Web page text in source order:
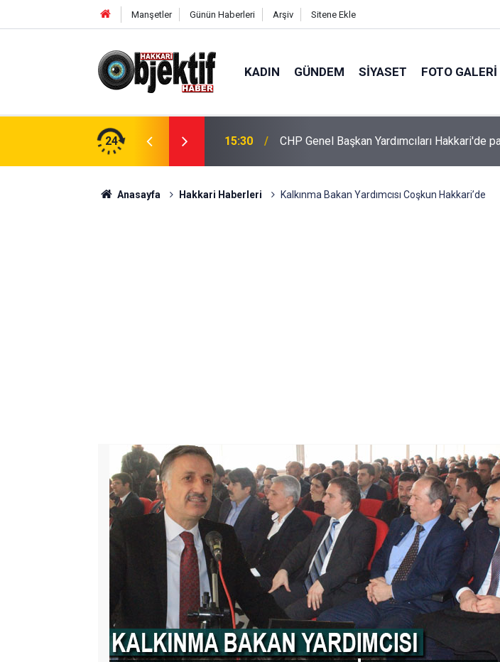
Manşetler Günün Haberleri Arşiv Sitene Ekle
KADIN GÜNDEM SIYASET FOTO GALERI
24
ilçe ziyaretleri 15:30 CHP Genel Başkan Yardımcıları Hakkari'de
Anasayfa Hakkari Haberleri Kalkınma Bakan Yardımcısı Coşkun Hakkari’de